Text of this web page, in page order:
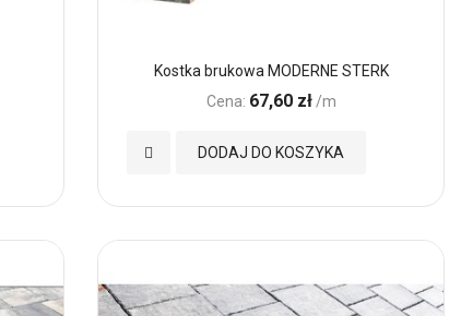
Kostka brukowa MODERNE STERK
Cena: 67,60 zł /m
DODAJ DO KOSZYKA
Dodaj
Ulubionych